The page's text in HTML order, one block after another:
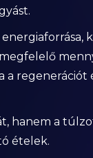
regenerációt
hanem a
ételek.